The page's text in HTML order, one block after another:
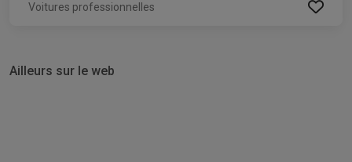
Voitures professionnelles
Ailleurs sur le web